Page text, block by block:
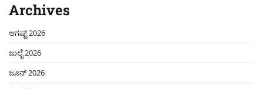
Archives
ಆಗಷ್ಟ್ 2026
ಜುಲೈ 2026
ಜೂನ್ 2026